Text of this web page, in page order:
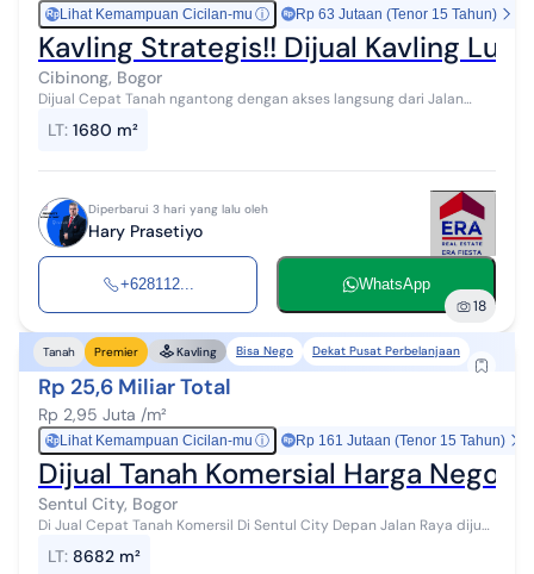
RpLihat Kemampuan Cicilan-mu ⓘ Rp 63 Jutaan (Tenor 15 Tahun)
Kavling Strategis!! Dijual Kavling
Cibinong, Bogor
Dijual Cepat Tanah ngantong dengan akses langsung dari Jalan
gudang, ruko, showroom, perka...
LT: 1680 m²
Diperbarui 3 hari yang lalu oleh
Hary Prasetiyo
+628112... WhatsApp
18
Tanah Premier Kavling Bisa Nego Dekat Pusat Perbelanjaan
Rp 25,6 Miliar Total
Rp 2,95 Juta /m²
RpLihat Kemampuan Cicilan-mu ⓘ Rp 161 Jutaan (Tenor 15 Tahun)
Dijual Tanah Komersial Harga Nego
Sentul City, Bogor
Di Jual Cepat Tanah Komersil Di Sentul City Depan Jalan Raya dijual
SENTUL, sentul, bogor...
LT: 8682 m²